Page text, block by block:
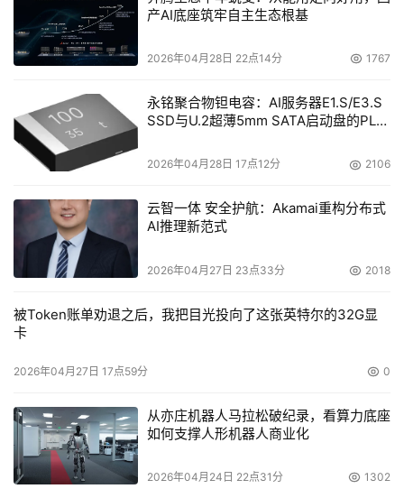
产AI底座筑牢自主生态根基
2026年04月28日 22点14分 1767
永铭聚合物钽电容：AI服务器E1.S/E3.S
SSD与U.2超薄5mm SATA启动盘的PLP
2026年04月28日 17点12分 2106
云智一体 安全护航：Akamai重构分布式
AI推理新范式
2026年04月27日 23点33分 2018
被Token账单劝退之后，我把目光投向了这张英特尔的32G显
卡
2026年04月27日 17点59分 0
从亦庄机器人马拉松破纪录，看算力底座
如何支撑人形机器人商业化
2026年04月24日 22点31分 1302